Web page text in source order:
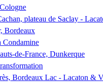
plateau de Saclay -
Bordeaux
Condamine
de-France, Dunkerque
Bordeaux Lac - Lacaton &